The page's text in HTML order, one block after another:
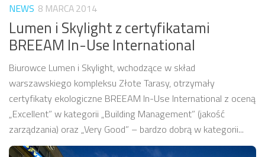
NEWS 8 MARCA 2014
Lumen i Skylight z certyfikatami
BREEAM In-Use International
Biurowce Lumen i Skylight, wchodzące w skład
warszawskiego kompleksu Złote Tarasy, otrzymały
certyfikaty ekologiczne BREEAM In-Use International z oceną
„Excellent” w kategorii „Building Management” (jakość
zarządzania) oraz „Very Good” – bardzo dobrą w kategorii...